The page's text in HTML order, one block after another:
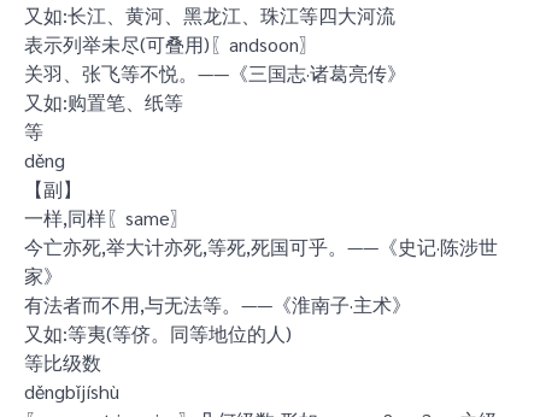
又如:长江、黄河、黑龙江、珠江等四大河流
表示列举未尽(可叠用)〖andsoon〗
关羽、张飞等不悦。——《三国志·诸葛亮传》
又如:购置笔、纸等
等
děng
【副】
一样,同样〖same〗
今亡亦死,举大计亦死,等死,死国可乎。——《史记·陈涉世
家》
有法者而不用,与无法等。——《淮南子·主术》
又如:等夷(等侪。同等地位的人)
等比级数
děngbǐjíshù